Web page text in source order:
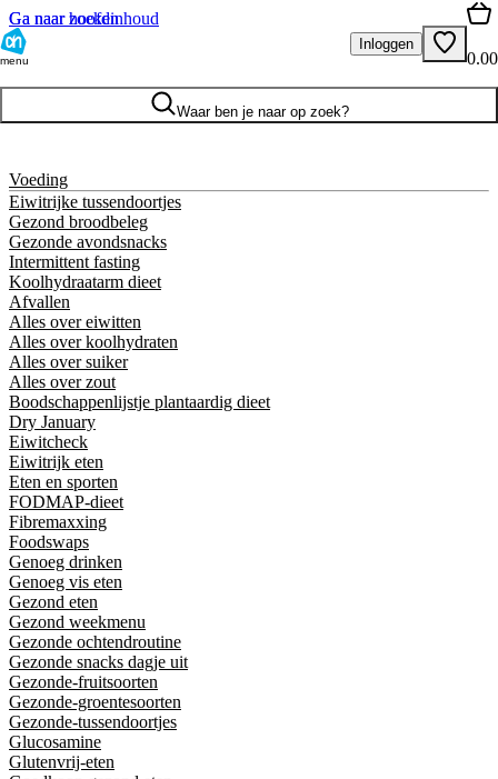
Ga naar hoofdinhoud
Ga naar zoeken
menu
Inloggen
0.00
Waar ben je naar op zoek?
Voeding
Eiwitrijke tussendoortjes
Gezond broodbeleg
Gezonde avondsnacks
Intermittent fasting
Koolhydraatarm dieet
Afvallen
Alles over eiwitten
Alles over koolhydraten
Alles over suiker
Alles over zout
Boodschappenlijstje plantaardig dieet
Dry January
Eiwitcheck
Eiwitrijk eten
Eten en sporten
FODMAP-dieet
Fibremaxxing
Foodswaps
Genoeg drinken
Genoeg vis eten
Gezond eten
Gezond weekmenu
Gezonde ochtendroutine
Gezonde snacks dagje uit
Gezonde-fruitsoorten
Gezonde-groentesoorten
Gezonde-tussendoortjes
Glucosamine
Glutenvrij-eten